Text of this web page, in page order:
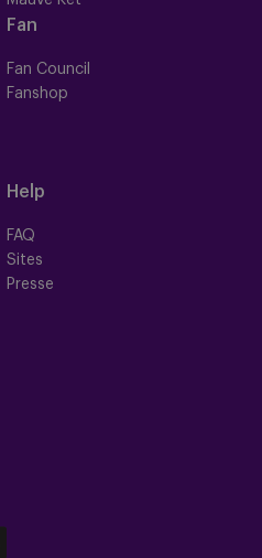
Fan
Fan Council
Fanshop
Help
FAQ
Sites
Presse